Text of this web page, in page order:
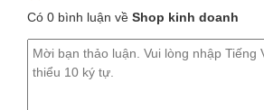
Có 0 bình luận về Shop kinh doanh